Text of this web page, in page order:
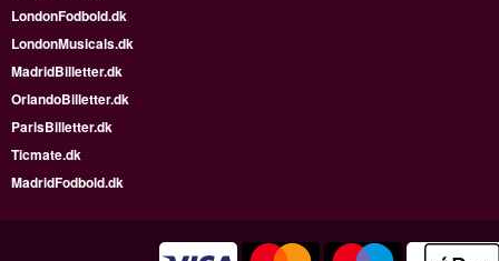
LondonFodbold.dk
LondonMusicals.dk
MadridBilletter.dk
OrlandoBilletter.dk
ParisBilletter.dk
Ticmate.dk
MadridFodbold.dk